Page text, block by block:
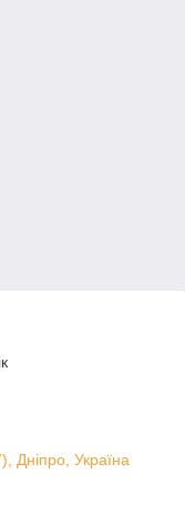
Дніпро, Україна